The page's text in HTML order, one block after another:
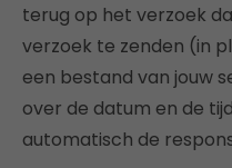
terug op het verzoek
verzoek te zenden (in
een bestand van jouw
over de datum en de
automatisch de